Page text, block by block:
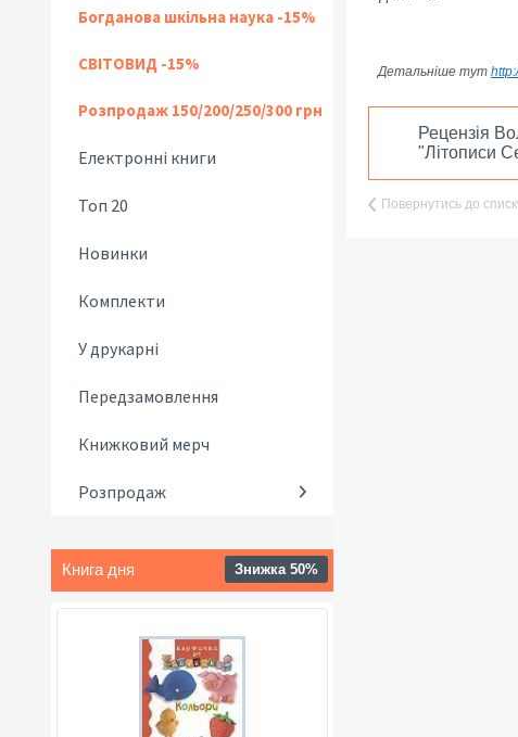
Богданова шкільна наука -15%
СВІТОВИД -15%
Розпродаж 150/200/250/300 грн
Електронні книги
Топ 20
Новинки
Комплекти
У друкарні
Передзамовлення
Книжковий мерч
Розпродаж
Книга дня Знижка 50%
Детальніше тут
Рецензія
"Літописи
Повернутись до